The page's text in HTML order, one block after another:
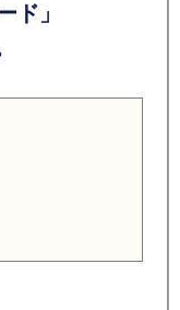
」